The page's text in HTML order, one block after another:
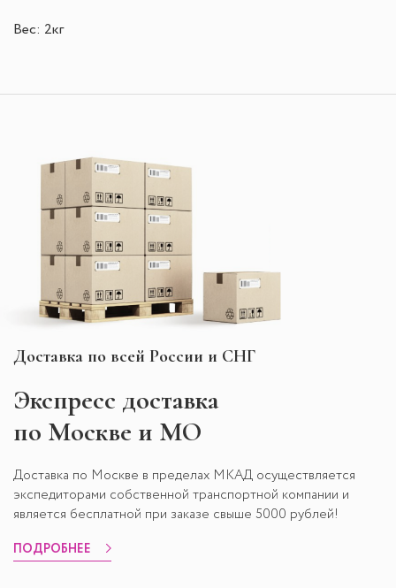
Вес: 2кг
Доставка по всей России и СНГ
Экспресс доставка
по Москве и МО
Доставка по Москве в пределах МКАД осуществляется
экспедиторами собственной транспортной компании и
является бесплатной при заказе свыше 5000 рублей!
ПОДРОБНЕЕ